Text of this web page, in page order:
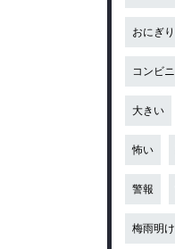
おにぎり
コンビニ
大きい
怖い
警報
梅雨明け